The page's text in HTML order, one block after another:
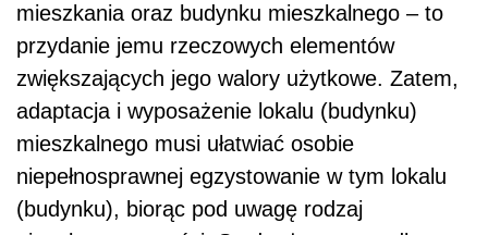
mieszkania oraz budynku mieszkalnego – to
przydanie jemu rzeczowych elementów
zwiększających jego walory użytkowe. Zatem,
adaptacja i wyposażenie lokalu (budynku)
mieszkalnego musi ułatwiać osobie
niepełnosprawnej egzystowanie w tym lokalu
(budynku), biorąc pod uwagę rodzaj